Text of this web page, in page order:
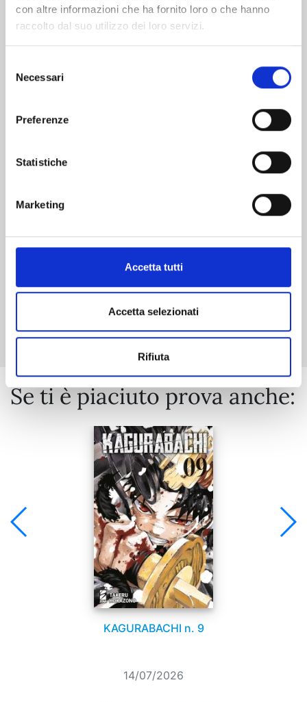
con altre informazioni che ha fornito loro o che hanno
raccolto dal suo utilizzo dei loro servizi.
delNecessari
Preferenze
Statistiche
Marketing
Accetta tutti
Accetta selezionati
Rifiuta
Mostra tutto
Se ti è piaciuto prova anche:
KAGURABACHI n. 9
14/07/2026